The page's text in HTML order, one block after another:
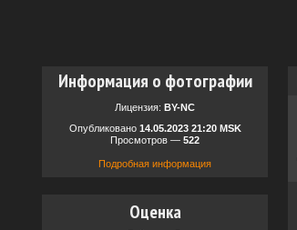
Информация о фотографии
Лицензия: BY-NC
Опубликовано 14.05.2023 21:20 MSK
Просмотров — 522
Подробная информация
Оценка